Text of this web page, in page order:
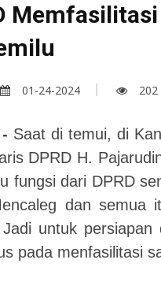
01-24-2024 202
Saat di temui, di
DPRD H.
fungsi dari DPRD
dan semua
Jadi untuk persiapan
pada menfasilitasi